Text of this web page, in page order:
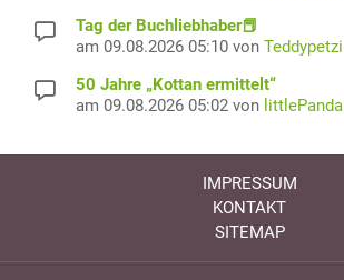
Tag der Buchliebhaber📕
am 09.08.2026 05:10 von Teddypetzi
50 Jahre „Kottan ermittelt“
am 09.08.2026 05:02 von littlePanda
IMPRESSUM
KONTAKT
SITEMAP